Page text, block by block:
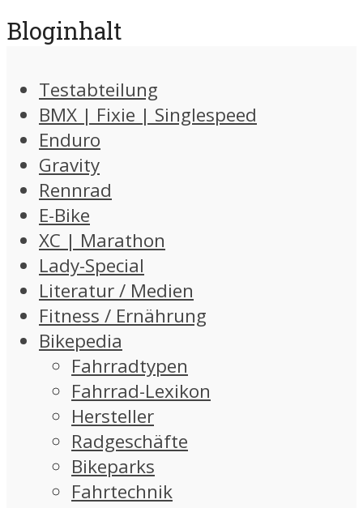
Bloginhalt
Testabteilung
BMX | Fixie | Singlespeed
Enduro
Gravity
Rennrad
E-Bike
XC | Marathon
Lady-Special
Literatur / Medien
Fitness / Ernährung
Bikepedia
Fahrradtypen
Fahrrad-Lexikon
Hersteller
Radgeschäfte
Bikeparks
Fahrtechnik